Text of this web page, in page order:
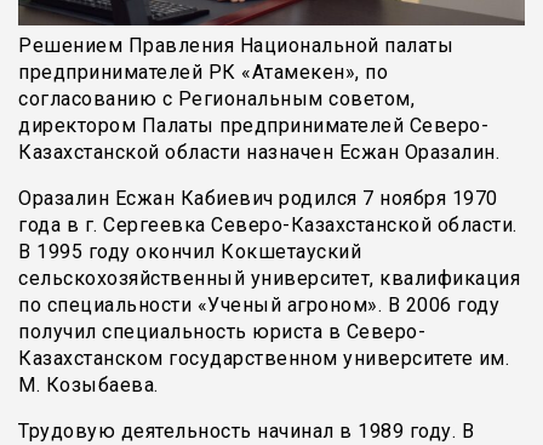
Решением Правления Национальной палаты
предпринимателей РК «Атамекен», по
согласованию с Региональным советом,
директором Палаты предпринимателей Северо-
Казахстанской области назначен Есжан Оразалин.
Оразалин Есжан Кабиевич родился 7 ноября 1970
года в г. Сергеевка Северо-Казахстанской области.
В 1995 году окончил Кокшетауский
сельскохозяйственный университет, квалификация
по специальности «Ученый агроном». В 2006 году
получил специальность юриста в Северо-
Казахстанском государственном университете им.
М. Козыбаева.
Трудовую деятельность начинал в 1989 году. В